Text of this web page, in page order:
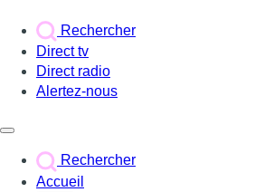
Rechercher
Direct tv
Direct radio
Alertez-nous
Rechercher
Accueil